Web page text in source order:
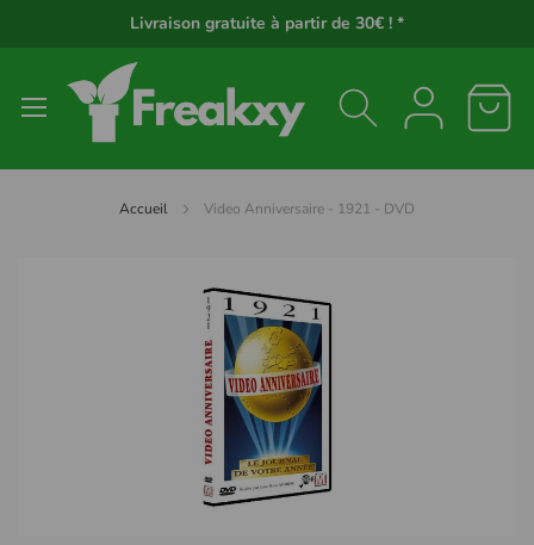
Livraison gratuite à partir de 30€ ! *
Accueil Video Anniversaire - 1921 - DVD
Panneau de gestion des cookies